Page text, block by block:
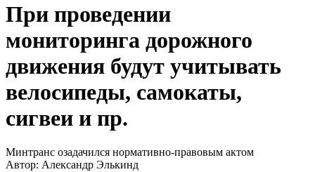
При проведении
мониторинга дорожного
движения будут учитывать
велосипеды, самокаты,
сигвеи и пр.
Минтранс озадачился нормативно-правовым актом
Автор: Александр Элькинд